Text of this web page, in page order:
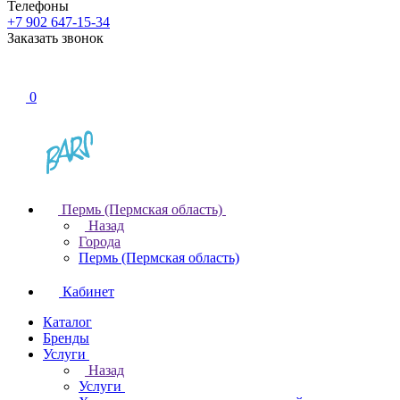
Телефоны
+7 902 647-15-34
Заказать звонок
0
Пермь (Пермская область)
Назад
Города
Пермь (Пермская область)
Кабинет
Каталог
Бренды
Услуги
Назад
Услуги